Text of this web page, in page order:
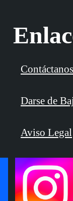
Contáctanos
Darse de
Aviso Legal